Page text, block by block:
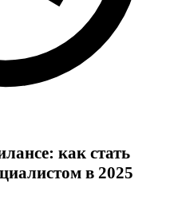
как стать
в 2025